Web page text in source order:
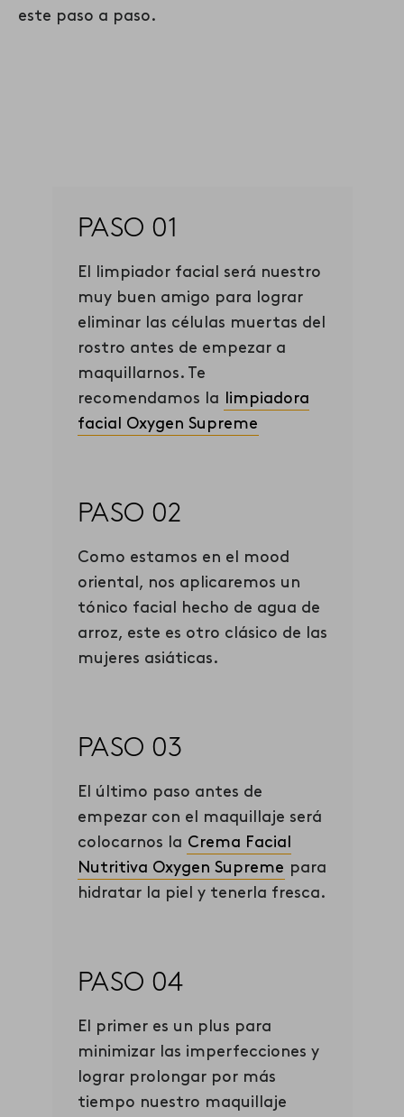
este paso a paso.
PASO 01
El limpiador facial será nuestro
muy buen amigo para lograr
eliminar las células muertas del
rostro antes de empezar a
maquillarnos. Te
recomendamos la limpiadora
facial Oxygen Supreme
PASO 02
Como estamos en el mood
oriental, nos aplicaremos un
tónico facial hecho de agua de
arroz, este es otro clásico de las
mujeres asiáticas.
PASO 03
El último paso antes de
empezar con el maquillaje será
colocarnos la Crema Facial
Nutritiva Oxygen Supreme para
hidratar la piel y tenerla fresca.
PASO 04
El primer es un plus para
minimizar las imperfecciones y
lograr prolongar por más
tiempo nuestro maquillaje